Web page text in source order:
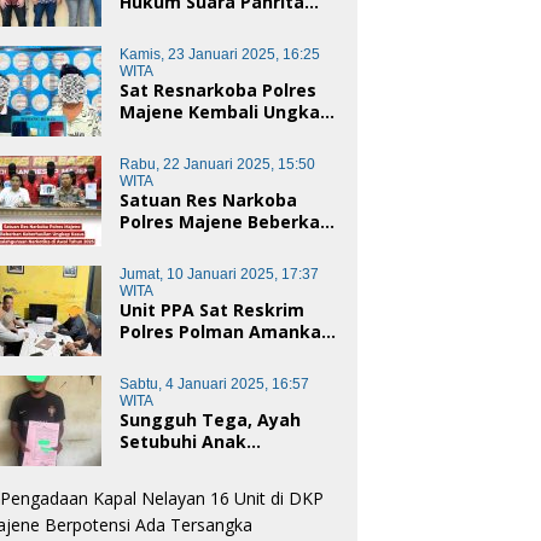
Dampingi Korban
Dugaan Pencemaran
Nama Baik dan
penggelapan di Polres
Kamis, 23 Januari 2025, 16:25
WITA
Sat Resnarkoba Polres
Majene Kembali Ungkap
Narkoba Jenis Sabu, Dua
Pelaku Diamankan
Rabu, 22 Januari 2025, 15:50
WITA
Satuan Res Narkoba
Polres Majene Beberkan
Kasus Penyalahgunaan
Narkotika di Awal Tahun
2025
Jumat, 10 Januari 2025, 17:37
WITA
Unit PPA Sat Reskrim
Polres Polman Amankan
Pencabulan Anak di
Bawah Umur
Sabtu, 4 Januari 2025, 16:57
WITA
Sungguh Tega, Ayah
Setubuhi Anak